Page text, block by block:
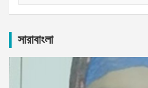
c
সারাবাংলা